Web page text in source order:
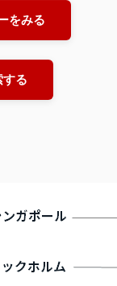
をみる
する